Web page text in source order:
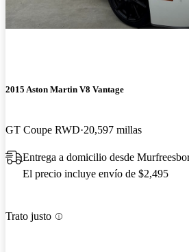
2015 Aston Martin V8 Vantage
GT Coupe RWD 20,597 millas
Entrega a domicilio desde
El precio incluye envío de $2,495
Trato justo